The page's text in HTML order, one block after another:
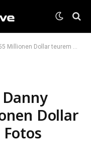
Dollar teurem Haus, mit Fotos
Dollar